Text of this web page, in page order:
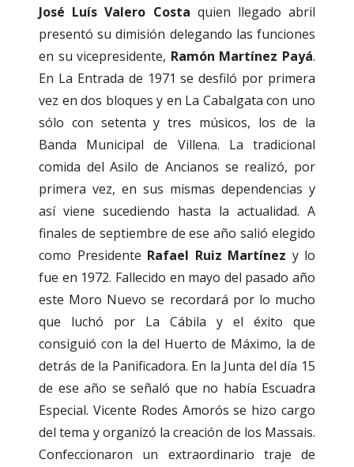
José Luís Valero Costa quien llegado abril
presentó su dimisión delegando las funciones
en su vicepresidente, Ramón Martínez Payá.
En La Entrada de 1971 se desfiló por primera
vez en dos bloques y en La Cabalgata con uno
sólo con setenta y tres músicos, los de la
Banda Municipal de Villena. La tradicional
comida del Asilo de Ancianos se realizó, por
primera vez, en sus mismas dependencias y
así viene sucediendo hasta la actualidad. A
finales de septiembre de ese año salió elegido
como Presidente Rafael Ruiz Martínez y lo
fue en 1972. Fallecido en mayo del pasado año
este Moro Nuevo se recordará por lo mucho
que luchó por La Cábila y el éxito que
consiguió con la del Huerto de Máximo, la de
detrás de la Panificadora. En la Junta del día 15
de ese año se señaló que no había Escuadra
Especial. Vicente Rodes Amorós se hizo cargo
del tema y organizó la creación de los Massais.
Confeccionaron un extraordinario traje de